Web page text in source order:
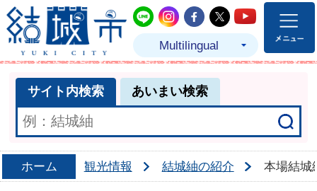
結城市公式LINE
結城市公式Instagram
結城市公式
結城市公式
結城市
Multilingual
サイト内検索 あいまい検索
ホーム 観光情報 結城紬の紹介 本場結城